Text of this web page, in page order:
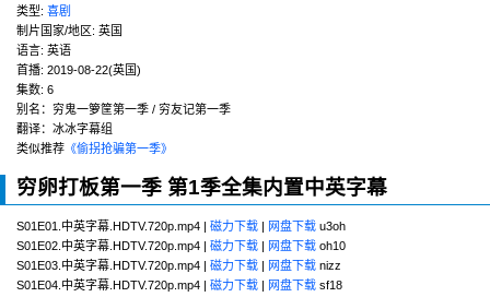
类型: 喜剧
制片国家/地区: 英国
语言: 英语
首播: 2019-08-22(英国)
集数: 6
别名：穷鬼一箩筐第一季 / 穷友记第一季
翻译：冰冰字幕组
类似推荐 《偷拐抢骗第一季》
穷卵打板第一季 第1季全集内置中英字幕
S01E01.中英字幕.HDTV.720p.mp4 | 磁力下载 | 网盘下载 u3oh
S01E02.中英字幕.HDTV.720p.mp4 | 磁力下载 | 网盘下载 oh10
S01E03.中英字幕.HDTV.720p.mp4 | 磁力下载 | 网盘下载 nizz
S01E04.中英字幕.HDTV.720p.mp4 | 磁力下载 | 网盘下载 sf18